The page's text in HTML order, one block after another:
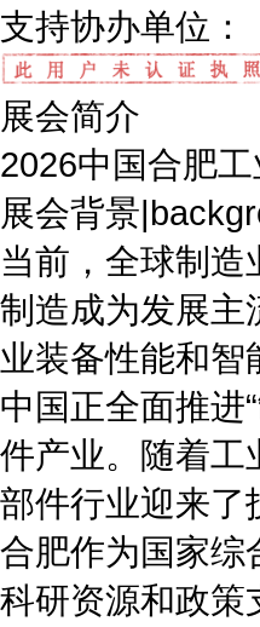
支持协办单位：
展会简介
2026中国合肥
展会背景
当前，全球制
制造成为发展主
业装备性能和智
中国正全面推进
件产业。随着工
部件行业迎来了
合肥作为国家综
科研资源和政策